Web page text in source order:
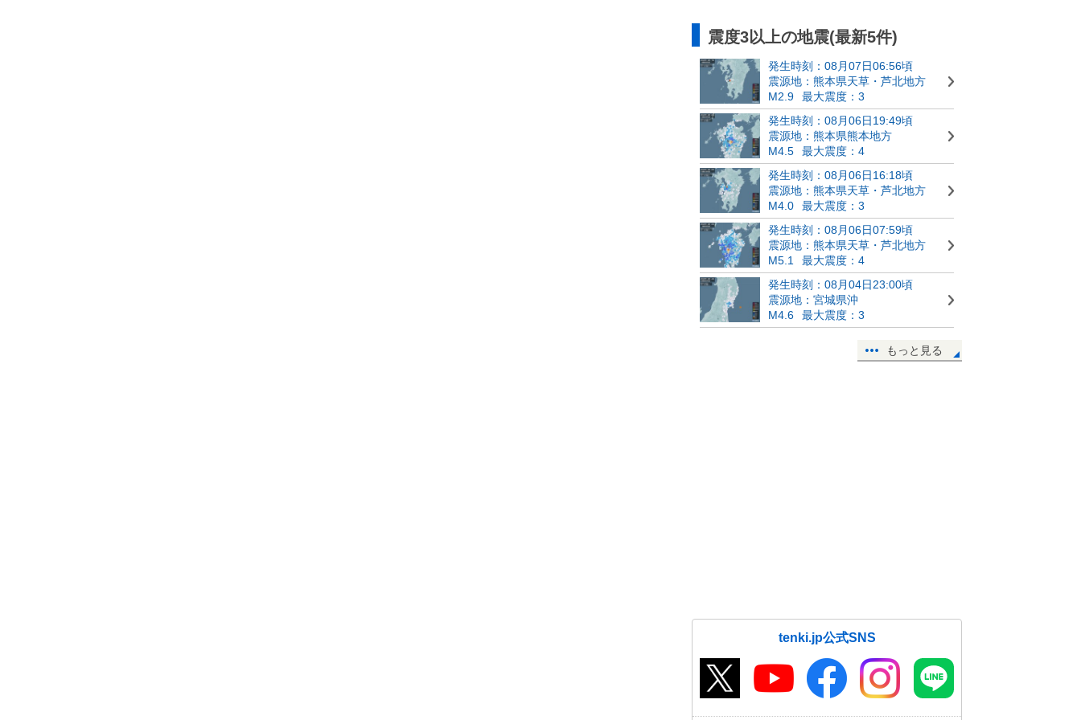
震度3以上の地震(最新5件)
発生時刻：08月07日06:56頃
震源地：熊本県天草・芦北地方
M2.9
最大震度：3
発生時刻：08月06日19:49頃
震源地：熊本県熊本地方
M4.5
最大震度：4
発生時刻：08月06日16:18頃
震源地：熊本県天草・芦北地方
M4.0
最大震度：3
発生時刻：08月06日07:59頃
震源地：熊本県天草・芦北地方
M5.1
最大震度：4
発生時刻：08月04日23:00頃
震源地：宮城県沖
M4.6
最大震度：3
もっと見る
tenki.jp公式SNS